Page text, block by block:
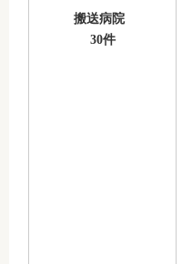
搬送病院
30件